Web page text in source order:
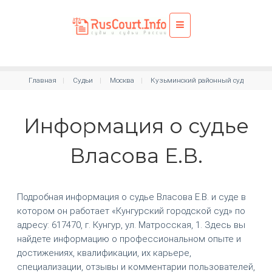
Главная Судьи Москва Кузьминский районный суд
Информация о судье
Власова Е.В.
Подробная информация о судье Власова Е.В. и суде в
котором он работает «Кунгурский городской суд» по
адресу: 617470, г. Кунгур, ул. Матросская, 1. Здесь вы
найдете информацию о профессиональном опыте и
достижениях, квалификации, их карьере,
специализации, отзывы и комментарии пользователей,